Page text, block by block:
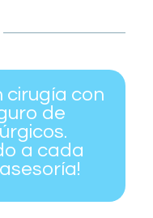
cirugía con
de
a cada